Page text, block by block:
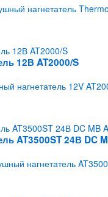
нагнетатель
12В AT2000/S
нагнетатель 12V
AT3500ST 24В DC
нагнетатель